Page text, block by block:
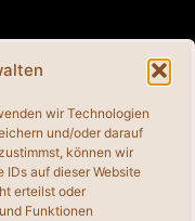
wir Technologien
und/oder darauf
können wir
auf dieser Website
erteilst oder
Funktionen